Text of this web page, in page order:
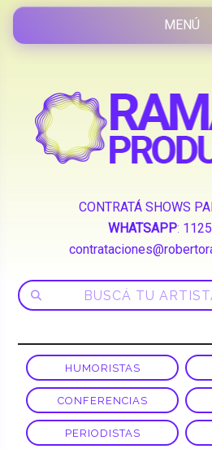
CONTRATÁ SHOWS
WHATSAPP:
HUMORISTAS
CONFERENCIAS
PERIODISTAS